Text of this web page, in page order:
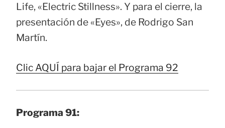
Life, «Electric Stillness». Y para el cierre, la
presentación de «Eyes», de Rodrigo San
Martín.
Clic AQUÍ para bajar el Programa 92
Programa 91: